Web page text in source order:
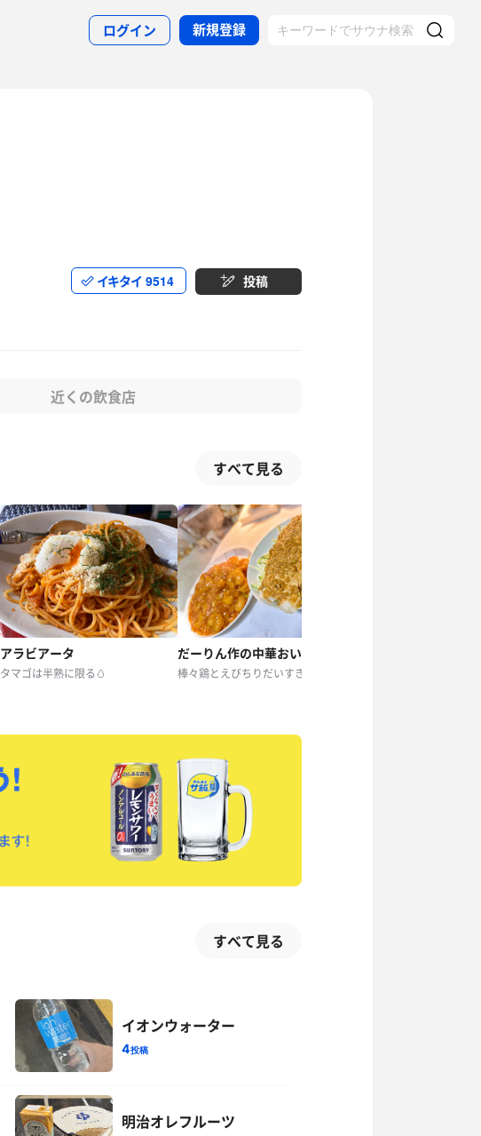
ログイン 新規登録
イキタイ 9514 投稿
近くの飲食店
すべて見る
アラビアータ
タマゴは半熟に限る🥚
だーりん作の中華おいしい
すべて見る
イオンウォーター
4投稿
明治オレフルーツ